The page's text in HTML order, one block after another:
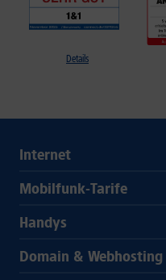
Details
Internet
Mobilfunk-Tarife
Handys
Domain & Webhosting